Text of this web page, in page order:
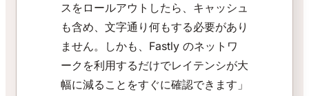
スをロールアウトしたら、キャッシュ
も含め、文字通り何もする必要があり
ません。しかも、Fastly のネットワ
ークを利用するだけでレイテンシが大
幅に減ることをすぐに確認できます」